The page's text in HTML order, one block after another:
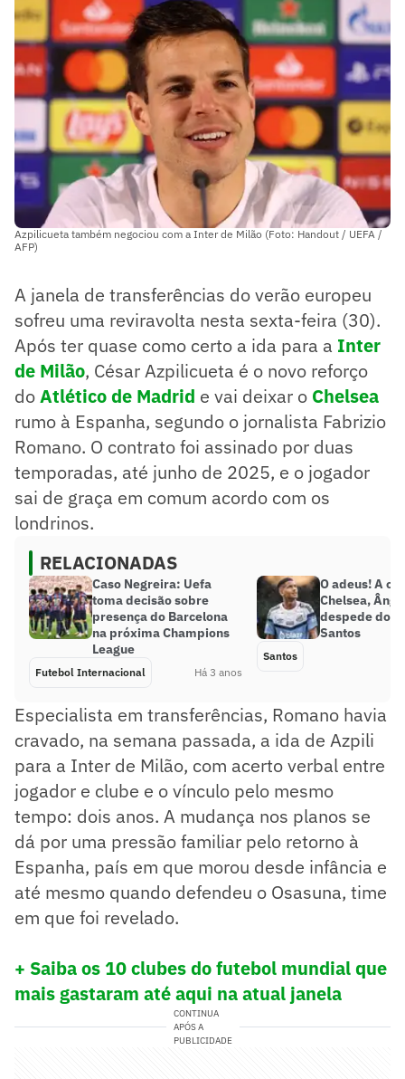
Azpilicueta também negociou com a Inter de Milão (Foto: Handout / UEFA /
AFP)
A janela de transferências do verão europeu
sofreu uma reviravolta nesta sexta-feira (30).
Após ter quase como certo a ida para a Inter
de Milão, César Azpilicueta é o novo reforço
doAtlético de Madrid e vai deixar o Chelsea
rumo à Espanha, segundo o jornalista Fabrizio
Romano. O contrato foi assinado por duas
temporadas, até junho de 2025, e o jogador
sai de graça em comum acordo com os
londrinos.
RELACIONADAS
Caso Negreira: Uefa
toma decisão sobre
presença do Barcelona
na próxima Champions
League
Futebol Internacional Há 3 anos
O adeus! A
Chelsea,
despede do
Santos
Santos
Especialista em transferências, Romano havia
cravado, na semana passada, a ida de Azpili
para a Inter de Milão, com acerto verbal entre
jogador e clube e o vínculo pelo mesmo
tempo: dois anos. A mudança nos planos se
dá por uma pressão familiar pelo retorno à
Espanha, país em que morou desde infância e
até mesmo quando defendeu o Osasuna, time
em que foi revelado.
+ Saiba os 10 clubes do futebol mundial que
mais gastaram até aqui na atual janela
CONTINUA
APÓS A
PUBLICIDADE